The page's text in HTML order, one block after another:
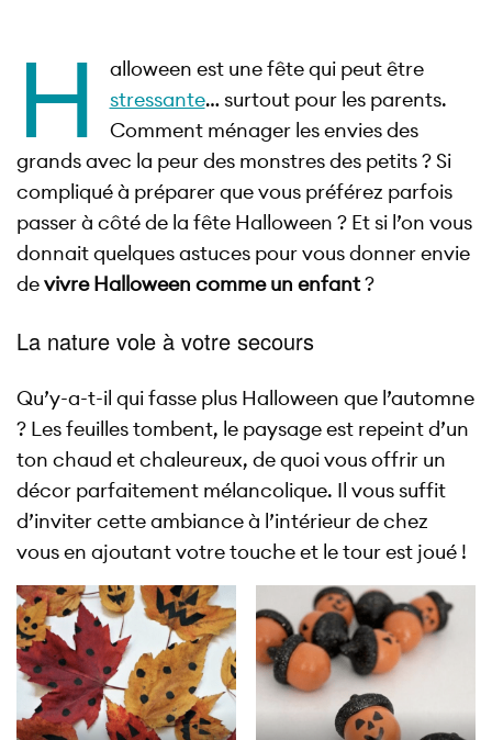
H
alloween est une fête qui peut être
stressante… surtout pour les parents.
Comment ménager les envies des
grands avec la peur des monstres des petits ? Si
compliqué à préparer que vous préférez parfois
passer à côté de la fête Halloween ? Et si l’on vous
donnait quelques astuces pour vous donner envie
devivre Halloween comme un enfant?
La nature vole à votre secours
Qu’y-a-t-il qui fasse plus Halloween que l’automne
? Les feuilles tombent, le paysage est repeint d’un
ton chaud et chaleureux, de quoi vous offrir un
décor parfaitement mélancolique. Il vous suffit
d’inviter cette ambiance à l’intérieur de chez
vous en ajoutant votre touche et le tour est joué !